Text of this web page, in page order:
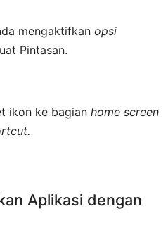
mengaktifkan opsi
Pintasan.
ikon ke bagian home screen
Aplikasi dengan